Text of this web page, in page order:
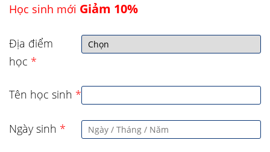
Học sinh mới Giảm 10%
Địa điểm
học *
Tên học sinh *
Ngày sinh *